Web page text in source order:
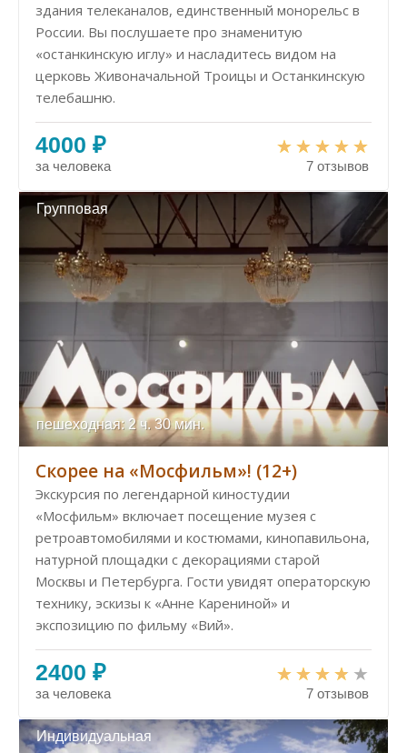
здания телеканалов, единственный монорельс в
России. Вы послушаете про знаменитую
«останкинскую иглу» и насладитесь видом на
церковь Живоначальной Троицы и Останкинскую
телебашню.
4000 ₽
за человека 7 отзывов
Групповая
пешеходная: 2 ч. 30 мин.
Скорее на «Мосфильм»! (12+)
Экскурсия по легендарной киностудии
«Мосфильм» включает посещение музея с
ретроавтомобилями и костюмами, кинопавильона,
натурной площадки с декорациями старой
Москвы и Петербурга. Гости увидят операторскую
технику, эскизы к «Анне Карениной» и
экспозицию по фильму «Вий».
2400 ₽
за человека 7 отзывов
Индивидуальная